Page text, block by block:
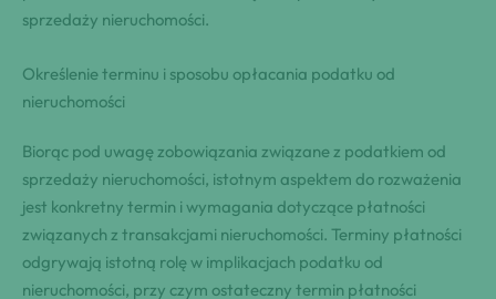
sprzedaży nieruchomości.
Określenie terminu i sposobu opłacania podatku od
nieruchomości
Biorąc pod uwagę zobowiązania związane z podatkiem od
sprzedaży nieruchomości, istotnym aspektem do rozważenia
jest konkretny termin i wymagania dotyczące płatności
związanych z transakcjami nieruchomości. Terminy płatności
odgrywają istotną rolę w implikacjach podatku od
nieruchomości, przy czym ostateczny termin płatności